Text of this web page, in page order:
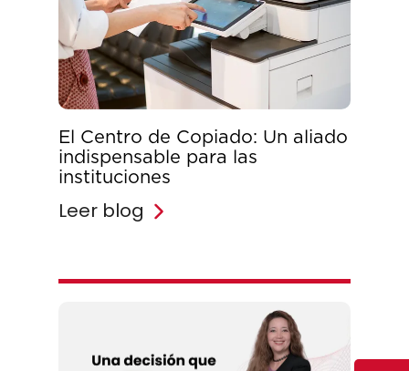
El Centro de Copiado: Un aliado
indispensable para las
instituciones
Leer blog